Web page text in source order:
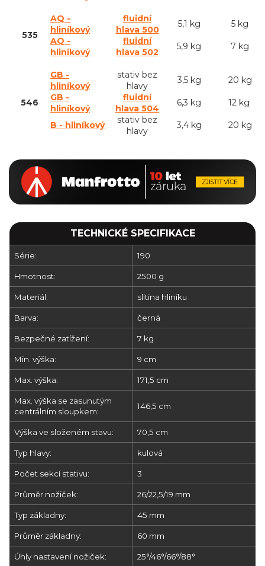
535
AQ -
hliníkový
fluidní
hlava 500
5,1 kg
5 kg
AQ -
hliníkový
fluidní
hlava 502
5,9 kg 7 kg
546
GB -
hliníkový
stativ bez
hlavy
3,5 kg
20 kg
GB -
hliníkový
fluidní
hlava 504
6,3 kg 12 kg
B - hliníkový
stativ bez
hlavy
3,4 kg 20 kg
TECHNICKÉ SPECIFIKACE
Série: 190
Hmotnost: 2500 g
Materiál: slitina hliníku
Barva: černá
Bezpečné zatížení: 7 kg
Min. výška: 9 cm
Max. výška: 171,5 cm
Max. výška se zasunutým
centrálním sloupkem:
146,5 cm
Výška ve složeném stavu: 70,5 cm
Typ hlavy: kulová
Počet sekcí stativu: 3
Průměr nožiček: 26/22,5/19 mm
Typ základny: 45 mm
Průměr základny: 60 mm
Úhly nastavení nožiček: 25°/46°/66°/88°